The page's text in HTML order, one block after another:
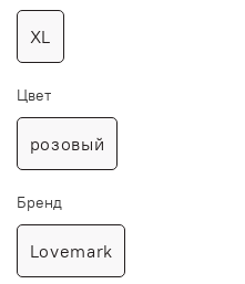
XL
Цвет
розовый
Бренд
Lovemark